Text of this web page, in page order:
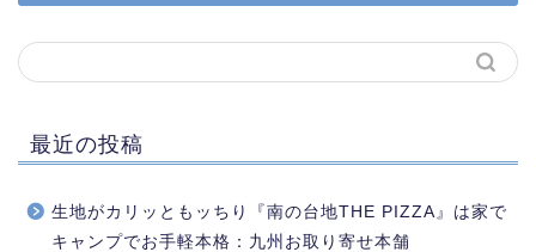
最近の投稿
生地がカリッともッちり『南の台地THE PIZZA』は家で
キャンプでお手軽本格：九州お取り寄せ本舗